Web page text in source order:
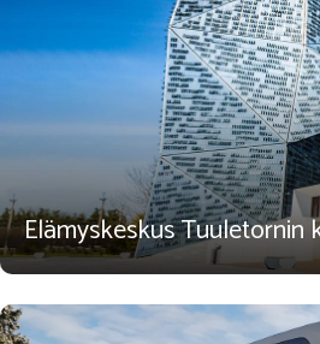
Elämyskeskus Tuuletornin